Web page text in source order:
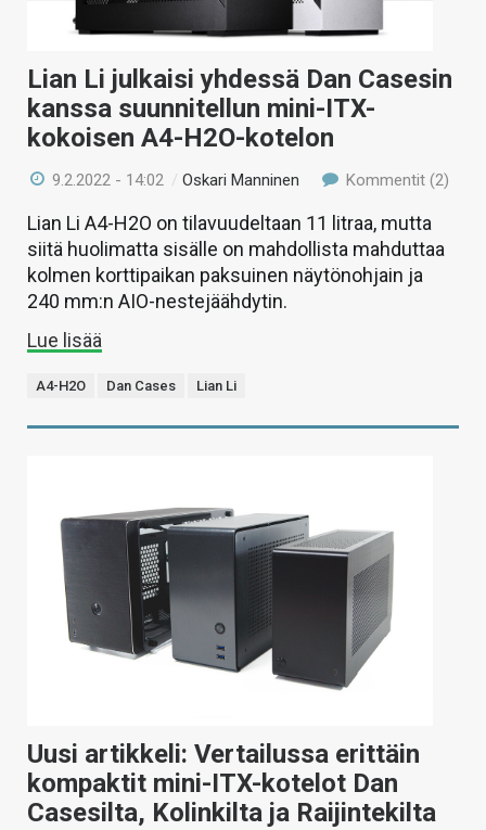
Lian Li julkaisi yhdessä Dan Casesin
kanssa suunnitellun mini-ITX-
kokoisen A4-H2O-kotelon
9.2.2022 - 14:02 /Oskari Manninen Kommentit (2)
Lian Li A4-H2O on tilavuudeltaan 11 litraa, mutta
siitä huolimatta sisälle on mahdollista mahduttaa
kolmen korttipaikan paksuinen näytönohjain ja
240 mm:n AIO-nestejäähdytin.
Lue lisää
A4-H2O Dan Cases Lian Li
Uusi artikkeli: Vertailussa erittäin
kompaktit mini-ITX-kotelot Dan
Casesilta, Kolinkilta ja Raijintekilta